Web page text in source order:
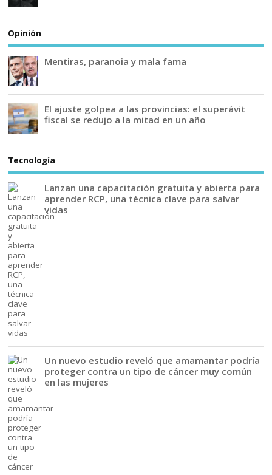
Opinión
Mentiras, paranoia y mala fama
El ajuste golpea a las provincias: el superávit
fiscal se redujo a la mitad en un año
Tecnología
Lanzan una capacitación gratuita y abierta para
aprender RCP, una técnica clave para salvar
vidas
Un nuevo estudio reveló que amamantar podría
proteger contra un tipo de cáncer muy común
en las mujeres